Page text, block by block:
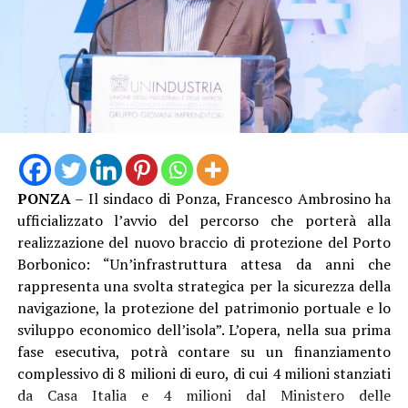
“Solo dodici mesi fa eravamo seduti attorno a un tavolo
delle trattative complesso e drammatico per affrontare
una seria crisi aziendale che aveva avuto come
conseguenza la gestione del ridimensionamento
dell’organico – commenta Gianluca Farina Segreterio
della Femca CISL di Latina – in quella fase critica la
fermezza del sindacato, l’unione dei lavoratori e il senso
di responsabilità di tutte le parti coinvolte hanno
PONZA– Il sindaco di Ponza, Francesco Ambrosino ha
ufficializzato l’avvio del percorso che porterà alla
realizzazione del nuovo braccio di protezione del Porto
Borbonico: “Un’infrastruttura attesa da anni che
rappresenta una svolta strategica per la sicurezza della
navigazione, la protezione del patrimonio portuale e lo
sviluppo economico dell’isola”. L’opera, nella sua prima
fase esecutiva, potrà contare su un finanziamento
complessivo di 8 milioni di euro, di cui 4 milioni stanziati
da Casa Italia e 4 milioni dal Ministero delle